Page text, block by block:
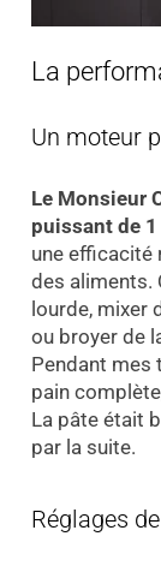
La
Un moteur
Le Monsieur
puissant de 1
une efficacité
des aliments.
lourde, mixer
ou broyer de
Pendant mes
pain
La pâte était
par la suite.
Réglages